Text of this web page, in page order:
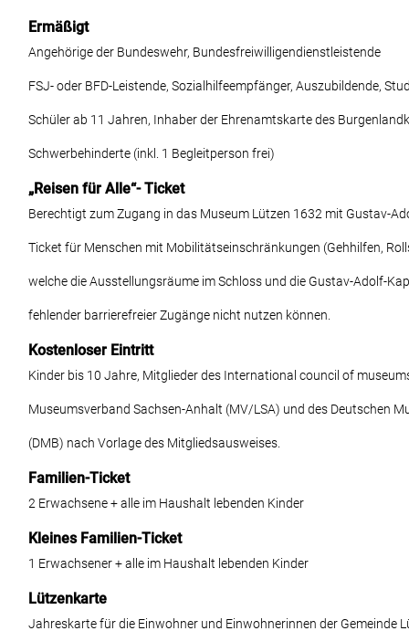
Ermäßigt
Angehörige der Bundeswehr, Bundesfreiwilligendienstleistende
FSJ- oder BFD-Leistende, Sozialhilfeempfänger, Auszubildende,
Schüler ab 11 Jahren, Inhaber der Ehrenamtskarte des
Schwerbehinderte (inkl. 1 Begleitperson frei)
„Reisen für Alle“- Ticket
Berechtigt zum Zugang in das Museum Lützen 1632 mit Gustav-
Ticket für Menschen mit Mobilitätseinschränkungen (Gehhilfen,
welche die Ausstellungsräume im Schloss und die Gustav-Adolf-
fehlender barrierefreier Zugänge nicht nutzen können.
Kostenloser Eintritt
Kinder bis 10 Jahre, Mitglieder des International council of
Museumsverband Sachsen-Anhalt (MV/LSA) und des Deutschen
(DMB) nach Vorlage des Mitgliedsausweises.
Familien-Ticket
2 Erwachsene + alle im Haushalt lebenden Kinder
Kleines Familien-Ticket
1 Erwachsener + alle im Haushalt lebenden Kinder
Lützenkarte
Jahreskarte für die Einwohner und Einwohnerinnen der Gemeinde